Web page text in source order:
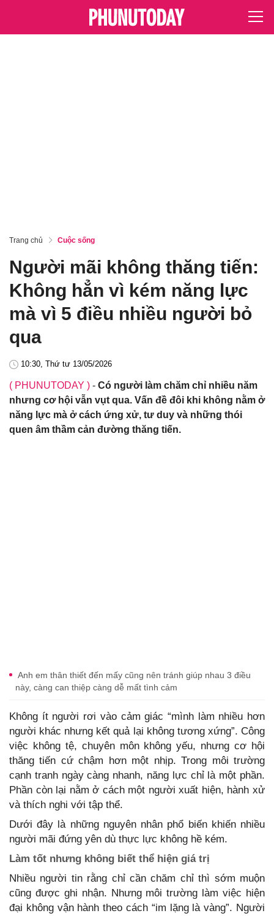
Trang chủ Cuộc sống
Người mãi không thăng tiến:
Không hẳn vì kém năng lực
mà vì 5 điều nhiều người bỏ
qua
10:30, Thứ tư 13/05/2026
( PHUNUTODAY ) - Có người làm chăm chỉ nhiều năm
nhưng cơ hội vẫn vụt qua. Vấn đề đôi khi không nằm ở
năng lực mà ở cách ứng xử, tư duy và những thói
quen âm thầm cản đường thăng tiến.
Anh em thân thiết đến mấy cũng nên tránh giúp nhau 3 điều
này, càng can thiệp càng dễ mất tình cảm
Không ít người rơi vào cảm giác “mình làm nhiều hơn
người khác nhưng kết quả lại không tương xứng”. Công
việc không tệ, chuyên môn không yếu, nhưng cơ hội
thăng tiến cứ chậm hơn một nhịp. Trong môi trường
cạnh tranh ngày càng nhanh, năng lực chỉ là một phần.
Phần còn lại nằm ở cách một người xuất hiện, hành xử
và thích nghi với tập thể.
Dưới đây là những nguyên nhân phổ biến khiến nhiều
người mãi đứng yên dù thực lực không hề kém.
Làm tốt nhưng không biết thể hiện giá trị
Nhiều người tin rằng chỉ cần chăm chỉ thì sớm muộn
cũng được ghi nhận. Nhưng môi trường làm việc hiện
đại không vận hành theo cách “im lặng là vàng”. Người